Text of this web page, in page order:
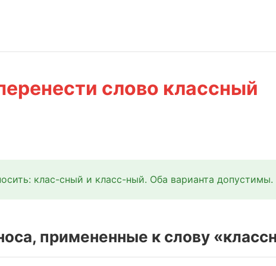
слово классный
клас-сный и класс-ный. Оба варианта допустимы.
примененные к слову